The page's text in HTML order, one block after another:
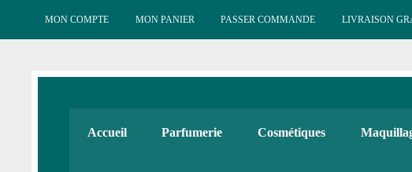
MON COMPTE MON PANIER PASSER COMMANDE LIVRAISON
Esténat : Parfumerie
Accueil
Parfumerie Cosmétiques